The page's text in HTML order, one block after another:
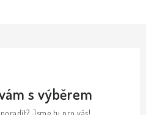
s výběrem
Jsme tu pro vás!